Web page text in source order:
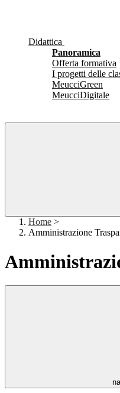
Didattica
Panoramica
Offerta formativa
I progetti delle
MeucciGreen
MeucciDigitale
Home >
Amministrazione